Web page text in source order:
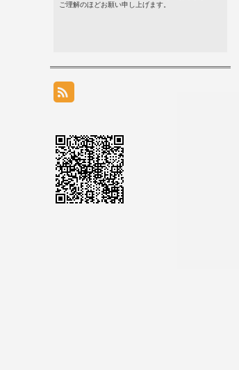
ご理解のほどお願い申し上げます。